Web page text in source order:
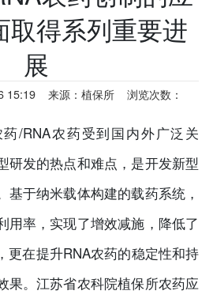
取得系列重要进
展
15:19 来源：植保所 浏览次数：
/RNA农药受到国内外广泛关
研发的热点和难点，是开发新型
基于纳米载体构建的载药系统，
用率，实现了增效减施，降低了
更在提升RNA农药的稳定性和持
果。江苏省农科院植保所农药应